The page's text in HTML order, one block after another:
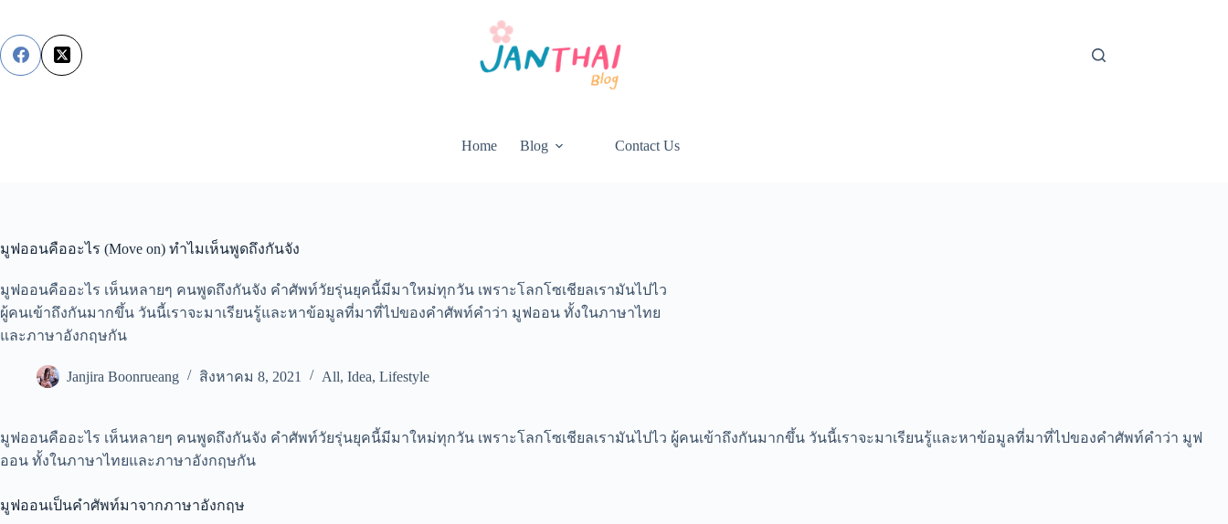
content
Home Blog Contact Us
มูฟออนคืออะไร (Move on) ทำไมเห็นพูดถึงกันจัง
มูฟออนคืออะไร เห็นหลายๆ คนพูดถึงกันจัง คำศัพท์วัยรุ่นยุคนี้มีมาใหม่ทุกวัน เพราะโลกโซเชียลเรามันไปไว
ผู้คนเข้าถึงกันมากขึ้น วันนี้เราจะมาเรียนรู้และหาข้อมูลที่มาที่ไปของคำศัพท์คำว่า มูฟออน ทั้งในภาษาไทย
และภาษาอังกฤษกัน
Janjira Boonrueang สิงหาคม 8, 2021 All, Idea, Lifestyle
มูฟออนคืออะไร เห็นหลายๆ คนพูดถึงกันจัง คำศัพท์วัยรุ่นยุคนี้มีมาใหม่ทุกวัน เพราะโลกโซเชียลเรามันไปไว ผู้คนเข้าถึงกันมากขึ้น วันนี้เราจะมาเรียนรู้และหาข้อมูลที่มาที่ไปของคำศัพท์คำว่า มูฟ
ออน ทั้งในภาษาไทยและภาษาอังกฤษกัน
มูฟออนเป็นคำศัพท์มาจากภาษาอังกฤษ